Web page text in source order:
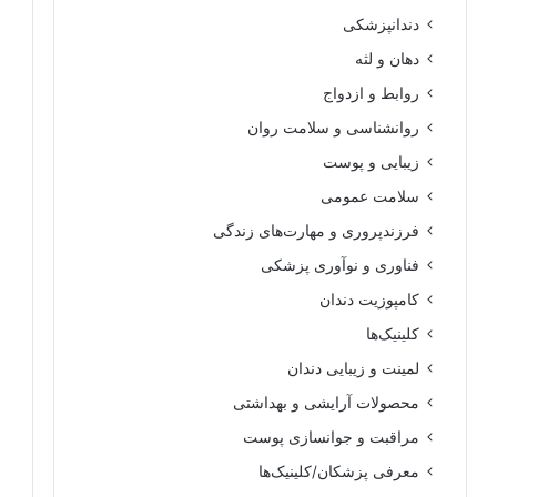
دندانپزشکی
دهان و لثه
روابط و ازدواج
روانشناسی و سلامت روان
زیبایی و پوست
سلامت عمومی
فرزندپروری و مهارت‌های زندگی
فناوری و نوآوری پزشکی
کامپوزیت دندان
کلینیک‌ها
لمینت و زیبایی دندان
محصولات آرایشی و بهداشتی
مراقبت و جوانسازی پوست
معرفی پزشکان/کلینیک‌ها